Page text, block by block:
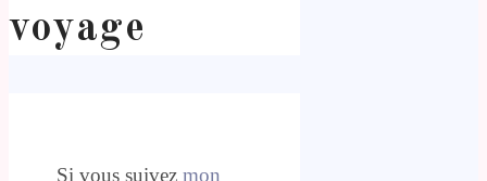
voyage
Si vous suivez mon